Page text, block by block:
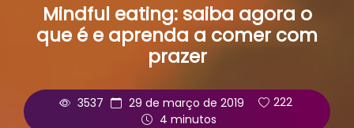
Mindful eating: saiba agora o
que é e aprenda a comer com
prazer
3537 29 de março de 2019
222
4 minutos